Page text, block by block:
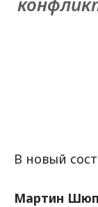
В новый
Мартин